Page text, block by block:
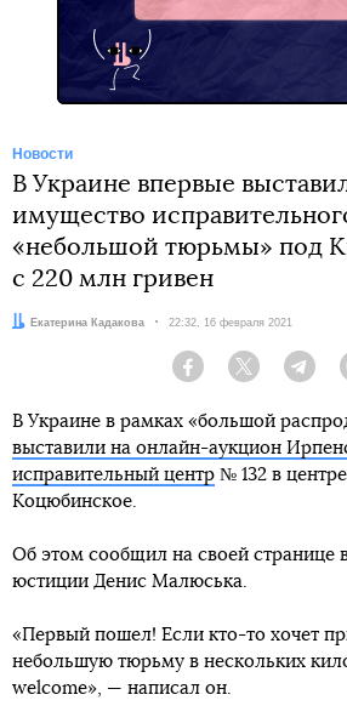
Новости
В Украине впервые
имущество
«небольшой тюрьмы» под
с 220 млн гривен
Автор:Екатерина Кадакова Дата:
22:32, 16 февраля 2021
Facebook Twitter
В Украине в рамках «большой
выставили на онлайн-аукцион
исправительный центр № 132 в
Коцюбинское.
Об этом сообщил на своей странице
юстиции Денис Малюська.
«Первый пошел! Если кто-то хочет
небольшую тюрьму в нескольких
welcome», — написал он.